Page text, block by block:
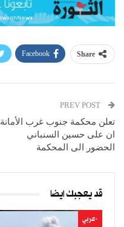
Share
Facebook
تعلن محكمة جنوب غرب الأمانة
ان على حسين السنباني
الحضور الى المحكمة
قد يعجبك ايضا
-عربي